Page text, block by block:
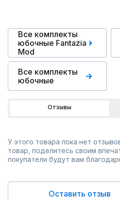
Все комплекты
юбочные Fantazia
Mod
Все комплекты
юбочные
Отзывы
У этого товара пока нет
товар, поделитесь своим
покупатели будут вам
Оставить отзыв